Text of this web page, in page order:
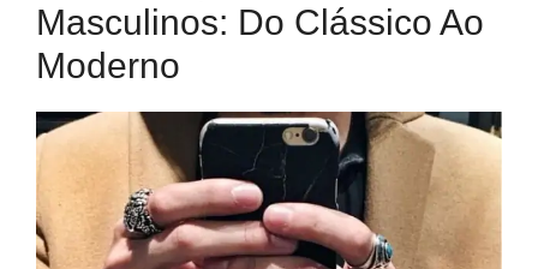
Masculinos: Do Clássico Ao
Moderno